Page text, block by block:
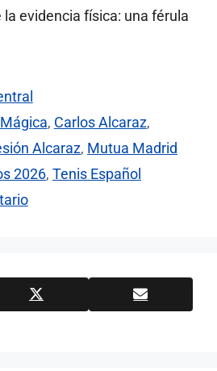
evidencia física: una férula
, Carlos Alcaraz,
Alcaraz, Mutua Madrid
2026, Tenis Español